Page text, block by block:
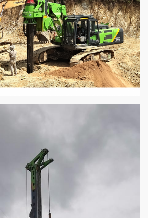
m 4
মিমি 16175
মিমি 3390
মিমি 3655
মিমি 3390